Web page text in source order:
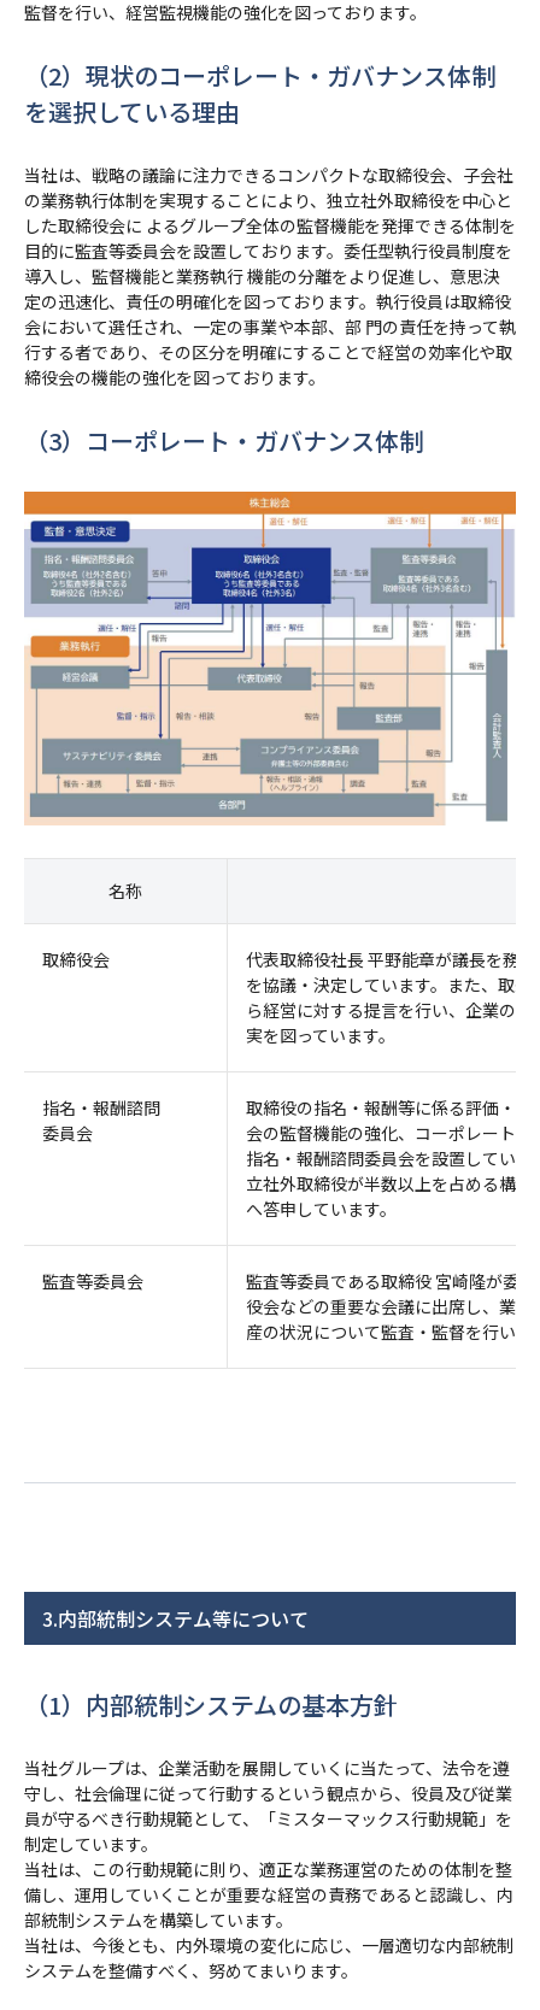
監督を行い、経営監視機能の強化を図っております。
（2）現状のコーポレート・ガバナンス体制
を選択している理由
当社は、戦略の議論に注力できるコンパクトな取締役会、子会社
の業務執行体制を実現することにより、独立社外取締役を中心と
した取締役会に よるグループ全体の監督機能を発揮できる体制を
目的に監査等委員会を設置しております。委任型執行役員制度を
導入し、監督機能と業務執行 機能の分離をより促進し、意思決
定の迅速化、責任の明確化を図っております。執行役員は取締役
会において選任され、一定の事業や本部、部 門の責任を持って執
行する者であり、その区分を明確にすることで経営の効率化や取
締役会の機能の強化を図っております。
（3）コーポレート・ガバナンス体制
名称
取締役会
代表取締役社長 平野能章が議長を務
を協議・決定しています。また、取
ら経営に対する提言を行い、企業の
実を図っています。
指名・報酬諮問
委員会
取締役の指名・報酬等に係る評価・
会の監督機能の強化、コーポレート
指名・報酬諮問委員会を設置してい
立社外取締役が半数以上を占める構
へ答申しています。
監査等委員会
監査等委員である取締役 宮崎隆が委
役会などの重要な会議に出席し、業
産の状況について監査・監督を行い
3.内部統制システム等について
（1）内部統制システムの基本方針
当社グループは、企業活動を展開していくに当たって、法令を遵
守し、社会倫理に従って行動するという観点から、役員及び従業
員が守るべき行動規範として、「ミスターマックス行動規範」を
制定しています。
当社は、この行動規範に則り、適正な業務運営のための体制を整
備し、運用していくことが重要な経営の責務であると認識し、内
部統制システムを構築しています。
当社は、今後とも、内外環境の変化に応じ、一層適切な内部統制
システムを整備すべく、努めてまいります。